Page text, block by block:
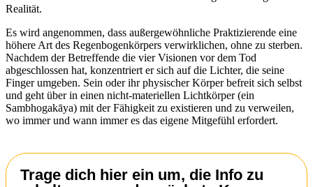
Realität.
Es wird angenommen, dass außergewöhnliche Praktizierende eine
höhere Art des Regenbogenkörpers verwirklichen, ohne zu sterben.
Nachdem der Betreffende die vier Visionen vor dem Tod
abgeschlossen hat, konzentriert er sich auf die Lichter, die seine
Finger umgeben. Sein oder ihr physischer Körper befreit sich selbst
und geht über in einen nicht-materiellen Lichtkörper (ein
Sambhogakāya) mit der Fähigkeit zu existieren und zu verweilen,
wo immer und wann immer es das eigene Mitgefühl erfordert.
Trage dich hier ein um, die Info zu